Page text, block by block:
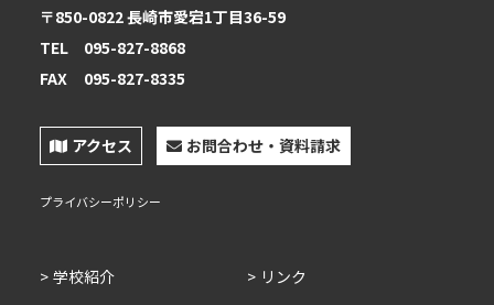
〒850-0822 長崎市愛宕1丁目36-59
TEL
095-827-8868
FAX
095-827-8335
アクセス お問合わせ・資料請求
プライバシーポリシー
学校紹介 リンク